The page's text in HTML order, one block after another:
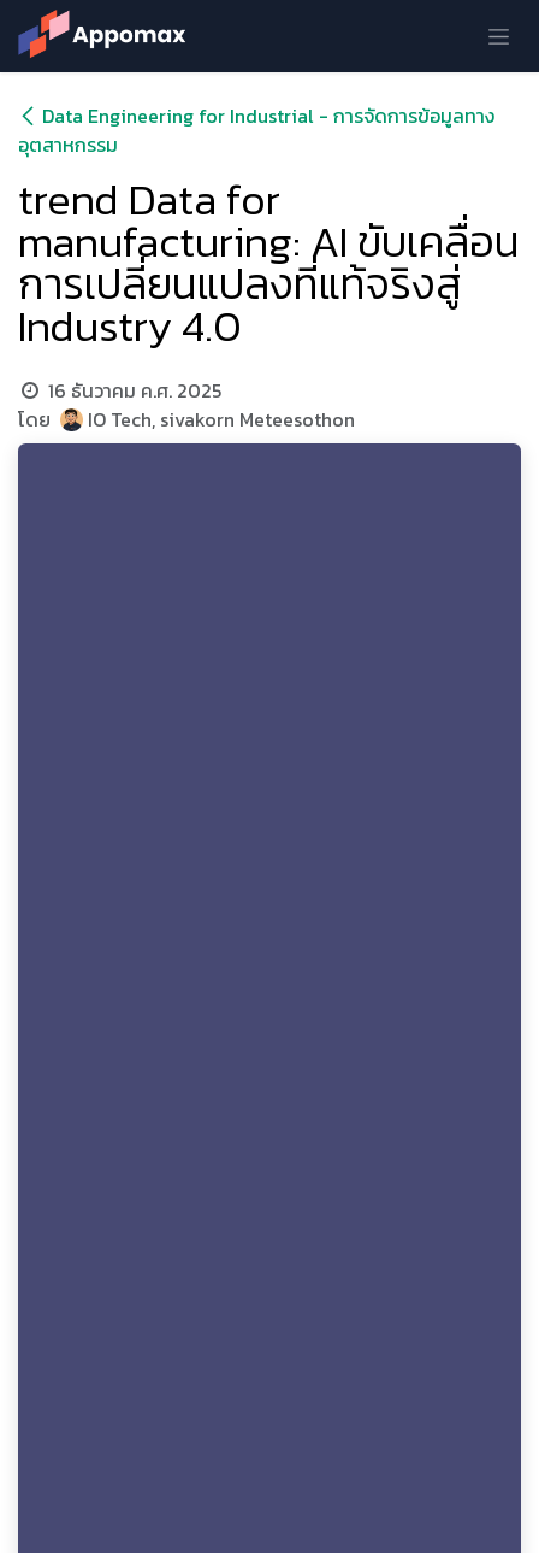
Skip to Content
Data Engineering for Industrial - การจัดการข้อมูลทาง
อุตสาหกรรม
trend Data for
manufacturing: AI ขับเคลื่อน
การเปลี่ยนแปลงที่แท้จริงสู่
Industry 4.0
16 ธันวาคม ค.ศ. 2025
โดย
IO Tech, sivakorn Meteesothon